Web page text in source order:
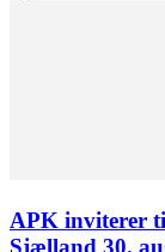
APK inviterer
Sjælland 30.